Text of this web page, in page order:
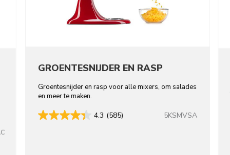
GROENTESNIJDER EN RASP
Groentesnijder en rasp voor alle mixers, om salades
en meer te maken.
4.3 (585) 5KSMVSA